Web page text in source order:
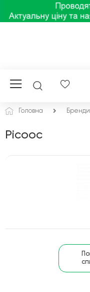
Головна Бренди
Picooc